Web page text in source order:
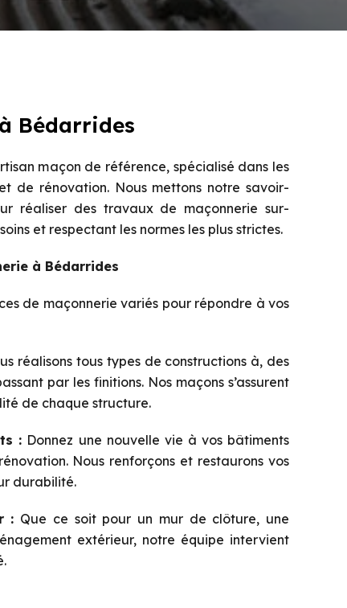
Bédarrides
maçon de référence, spécialisé dans les
de rénovation. Nous mettons notre savoir-
réaliser des travaux de maçonnerie sur-
et respectant les normes les plus strictes.
à Bédarrides
de maçonnerie variés pour répondre à vos
réalisons tous types de constructions à, des
par les finitions. Nos maçons s’assurent
de chaque structure.
: Donnez une nouvelle vie à vos bâtiments
Nous renforçons et restaurons vos
durabilité.
: Que ce soit pour un mur de clôture, une
extérieur, notre équipe intervient